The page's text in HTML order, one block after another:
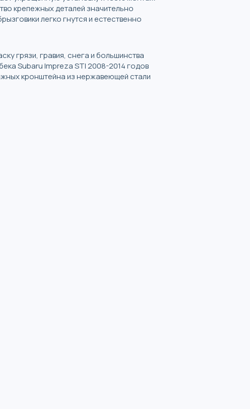
крепежных деталей значительно
легко гнутся и естественно
грязи, гравия, снега и большинства
Subaru Impreza STI 2008-2014 годов
кронштейна из нержавеющей стали